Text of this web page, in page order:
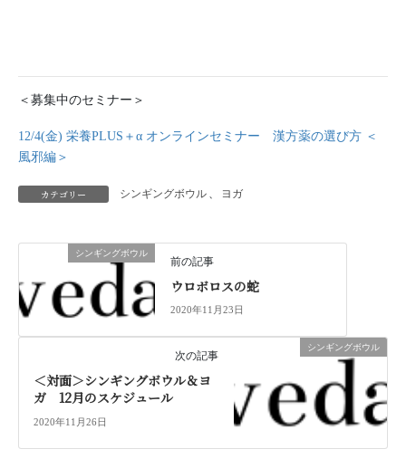
＜募集中のセミナー＞
12/4(金) 栄養PLUS＋α オンラインセミナー 漢方薬の選び方 ＜
風邪編＞
カテゴリー シンギングボウル 、 ヨガ
シンギングボウル
前の記事
ウロボロスの蛇
2020年11月23日
シンギングボウル
次の記事
＜対面＞シンギングボウル＆ヨ
ガ 12月のスケジュール
2020年11月26日